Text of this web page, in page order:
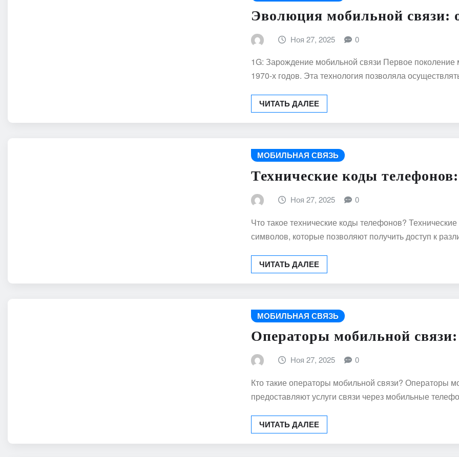
Эволюция мобильной связи:
Ноя 27, 2025 0
1G: Зарождение мобильной связи Первое поколение
1970-х годов. Эта технология позволяла
ЧИТАТЬ ДАЛЕЕ
МОБИЛЬНАЯ СВЯЗЬ
Технические коды
Ноя 27, 2025 0
Что такое технические коды телефонов?
символов, которые позволяют получить доступ к
ЧИТАТЬ ДАЛЕЕ
МОБИЛЬНАЯ СВЯЗЬ
Операторы мобильной
Ноя 27, 2025 0
Кто такие операторы мобильной связи? Операторы
предоставляют услуги связи через мобильные
ЧИТАТЬ ДАЛЕЕ